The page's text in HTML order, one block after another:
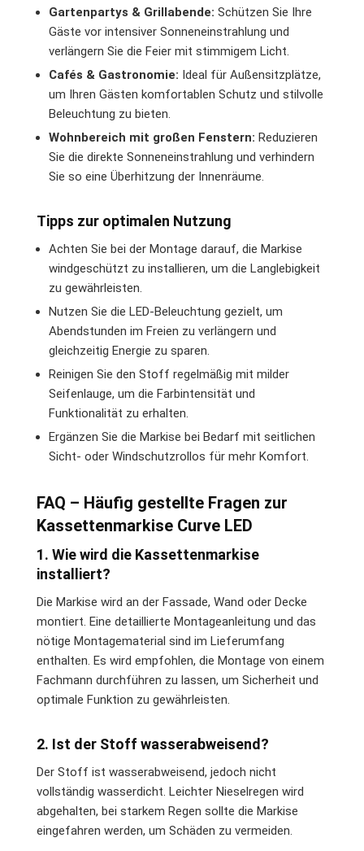
Gartenpartys & Grillabende: Schützen Sie Ihre
Gäste vor intensiver Sonneneinstrahlung und
verlängern Sie die Feier mit stimmigem Licht.
Cafés & Gastronomie: Ideal für Außensitzplätze,
um Ihren Gästen komfortablen Schutz und stilvolle
Beleuchtung zu bieten.
Wohnbereich mit großen Fenstern: Reduzieren
Sie die direkte Sonneneinstrahlung und verhindern
Sie so eine Überhitzung der Innenräume.
Tipps zur optimalen Nutzung
Achten Sie bei der Montage darauf, die Markise
windgeschützt zu installieren, um die Langlebigkeit
zu gewährleisten.
Nutzen Sie die LED-Beleuchtung gezielt, um
Abendstunden im Freien zu verlängern und
gleichzeitig Energie zu sparen.
Reinigen Sie den Stoff regelmäßig mit milder
Seifenlauge, um die Farbintensität und
Funktionalität zu erhalten.
Ergänzen Sie die Markise bei Bedarf mit seitlichen
Sicht- oder Windschutzrollos für mehr Komfort.
FAQ – Häufig gestellte Fragen zur
Kassettenmarkise Curve LED
1. Wie wird die Kassettenmarkise
installiert?
Die Markise wird an der Fassade, Wand oder Decke
montiert. Eine detaillierte Montageanleitung und das
nötige Montagematerial sind im Lieferumfang
enthalten. Es wird empfohlen, die Montage von einem
Fachmann durchführen zu lassen, um Sicherheit und
optimale Funktion zu gewährleisten.
2. Ist der Stoff wasserabweisend?
Der Stoff ist wasserabweisend, jedoch nicht
vollständig wasserdicht. Leichter Nieselregen wird
abgehalten, bei starkem Regen sollte die Markise
eingefahren werden, um Schäden zu vermeiden.